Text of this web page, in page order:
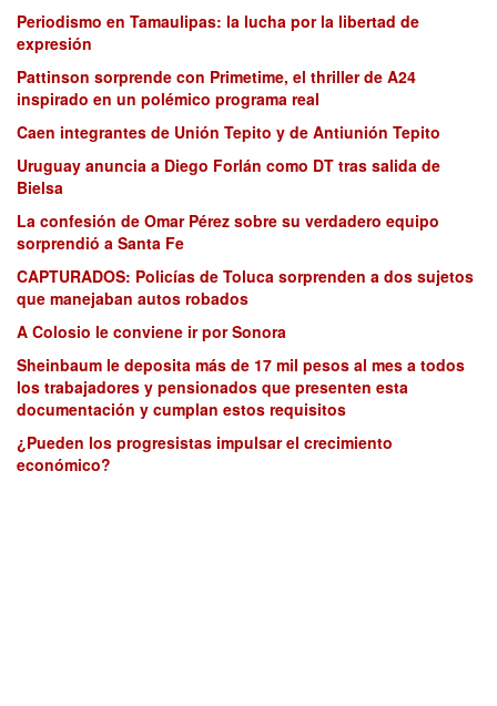
Periodismo en Tamaulipas: la lucha por la libertad de
expresión
Pattinson sorprende con Primetime, el thriller de A24
inspirado en un polémico programa real
Caen integrantes de Unión Tepito y de Antiunión Tepito
Uruguay anuncia a Diego Forlán como DT tras salida de
Bielsa
La confesión de Omar Pérez sobre su verdadero equipo
sorprendió a Santa Fe
CAPTURADOS: Policías de Toluca sorprenden a dos sujetos
que manejaban autos robados
A Colosio le conviene ir por Sonora
Sheinbaum le deposita más de 17 mil pesos al mes a todos
los trabajadores y pensionados que presenten esta
documentación y cumplan estos requisitos
¿Pueden los progresistas impulsar el crecimiento
económico?